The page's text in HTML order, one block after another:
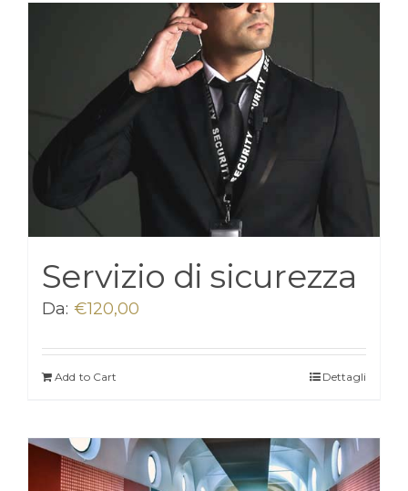
Servizio di sicurezza
Da: €120,00
Add to Cart Dettagli